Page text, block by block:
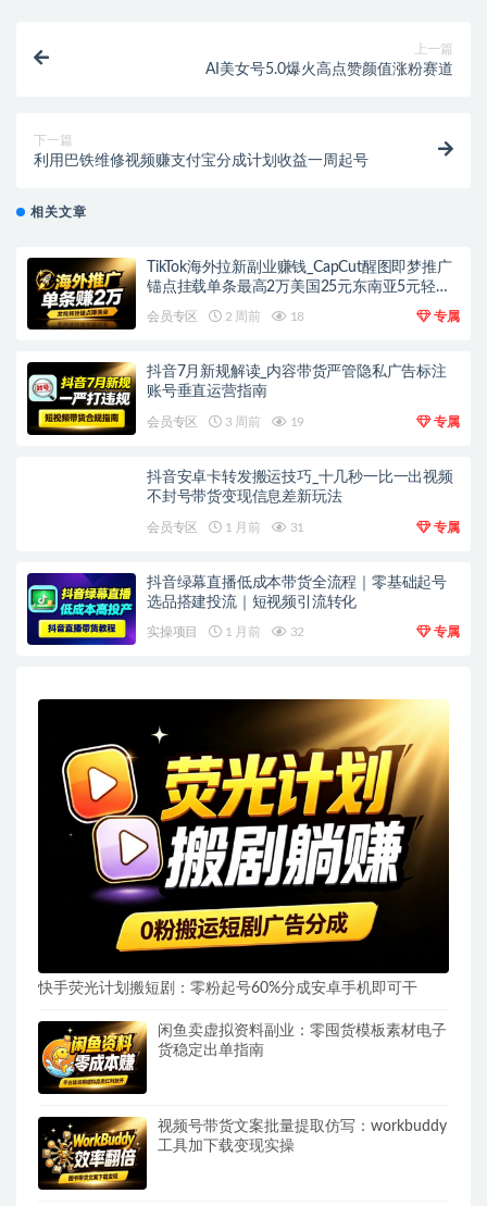
上一篇
AI美女号5.0爆火高点赞颜值涨粉赛道
下一篇
利用巴铁维修视频赚支付宝分成计划收益一周起号
相关文章
TikTok海外拉新副业赚钱_CapCut醒图即梦推广
锚点挂载单条最高2万美国25元东南亚5元轻资
会员专区 2 周前 18 专属
抖音7月新规解读_内容带货严管隐私广告标注
账号垂直运营指南
会员专区 3 周前 19 专属
抖音安卓卡转发搬运技巧_十几秒一比一出视频
不封号带货变现信息差新玩法
会员专区 1 月前 31 专属
抖音绿幕直播低成本带货全流程｜零基础起号
选品搭建投流｜短视频引流转化
实操项目 1 月前 32 专属
快手荧光计划搬短剧：零粉起号60%分成安卓手机即可干
闲鱼卖虚拟资料副业：零囤货模板素材电子
货稳定出单指南
视频号带货文案批量提取仿写：workbuddy
工具加下载变现实操